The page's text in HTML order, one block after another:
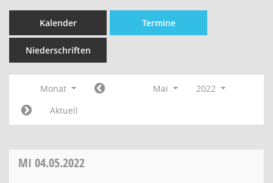
Kalender Termine
Niederschriften
Monat Mai
2022
Aktuell
MI 04.05.2022